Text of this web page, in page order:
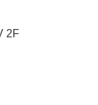
2F